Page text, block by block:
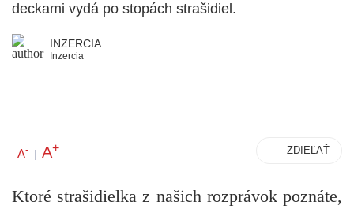
deckami vydá po stopách strašidiel.
INZERCIA
Inzercia
A- | A+ ZDIEĽAŤ
Ktoré strašidielka z našich rozprávok poznáte,